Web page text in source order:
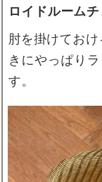
ロイドルーム
肘を掛けてお
きにやっぱり
す。